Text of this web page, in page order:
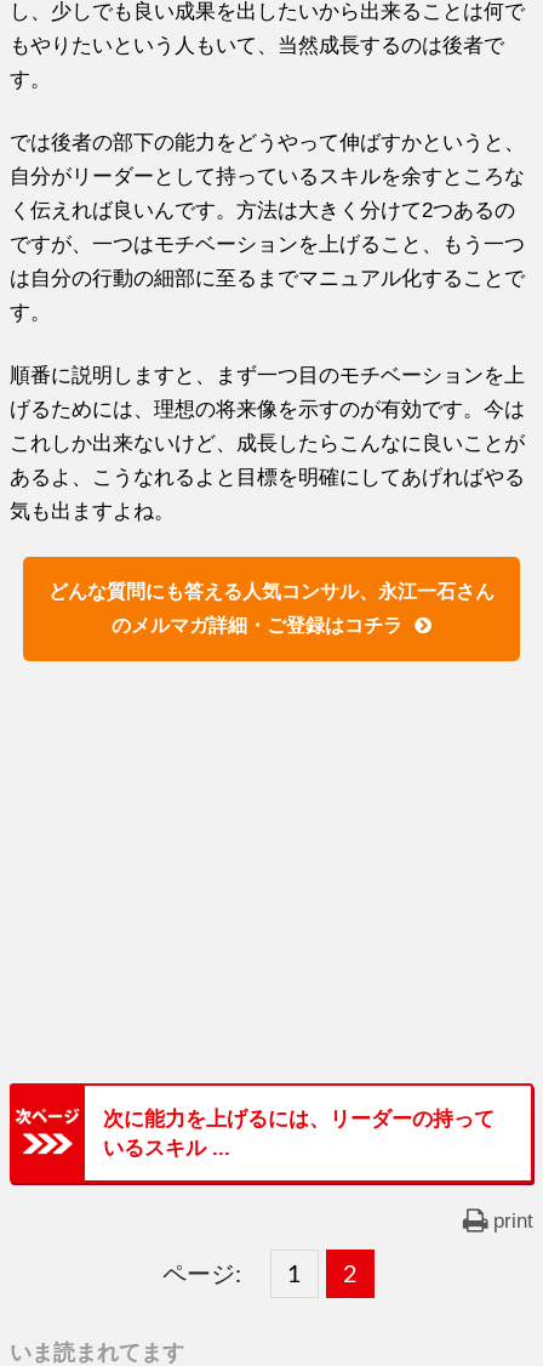
し、少しでも良い成果を出したいから出来ることは何で
もやりたいという人もいて、当然成長するのは後者で
す。
では後者の部下の能力をどうやって伸ばすかというと、
自分がリーダーとして持っているスキルを余すところな
く伝えれば良いんです。方法は大きく分けて2つあるの
ですが、一つはモチベーションを上げること、もう一つ
は自分の行動の細部に至るまでマニュアル化することで
す。
順番に説明しますと、まず一つ目のモチベーションを上
げるためには、理想の将来像を示すのが有効です。今は
これしか出来ないけど、成長したらこんなに良いことが
あるよ、こうなれるよと目標を明確にしてあげればやる
気も出ますよね。
どんな質問にも答える人気コンサル、永江一石さん
のメルマガ詳細・ご登録はコチラ
次に能力を上げるには、リーダーの持って
いるスキル ...
print
ページ:
固
1 ,
固
2
いま読まれてます